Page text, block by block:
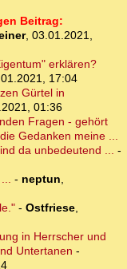
Beitrag:
, 03.01.2021,
erklären?
17:04
Gürtel in
01:36
Fragen - gehört
Gedanken meine ...
da unbedeutend ... -
- neptun,
- Ostfriese,
in Herrscher und
Untertanen -